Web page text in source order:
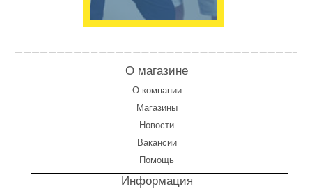
О магазине
О компании
Магазины
Новости
Вакансии
Помощь
Информация